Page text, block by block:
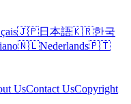
🇯🇵日本語🇰🇷한국
🇳🇱Nederlands🇵🇹
UsContact UsCopyright